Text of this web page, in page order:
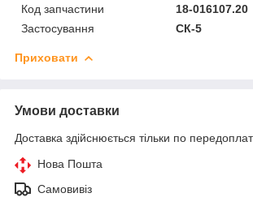
Код запчастини
18-016107.20
Застосування
СК-5
Приховати
Умови доставки
Доставка здійснюється тільки по
Нова Пошта
Самовивіз